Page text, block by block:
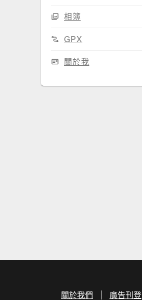
相簿
GPX
關於我
關於我們 廣告刊登